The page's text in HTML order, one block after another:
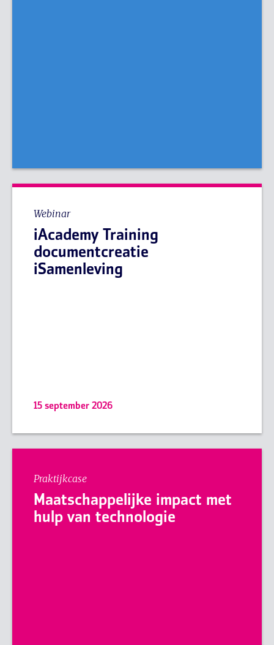
Webinar
iAcademy Training
documentcreatie
iSamenleving
15 september 2026
Praktijkcase
Maatschappelijke impact met
hulp van technologie